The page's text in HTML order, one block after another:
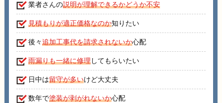
業者さんの説明が理解できるかどうか不安
見積もりが適正価格なのか知りたい
後々追加工事代を請求されないか心配
雨漏りも一緒に修理してもらいたい
日中は留守が多いけど大丈夫
数年で塗装が剥がれないか心配